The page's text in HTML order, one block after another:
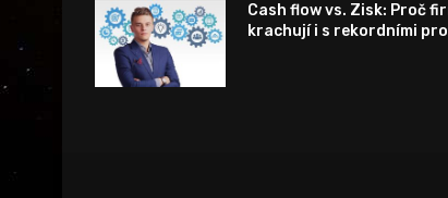
Cash flow vs. Zisk: Proč
krachují i s rekordními